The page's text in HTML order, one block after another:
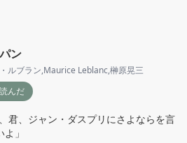
風マッチの箱をあけて、すった。すぐ
がもえ上がった。その火のおかげで、
には相手がアルセーヌ・ルパンだとい
ン
ルブラン,Maurice Leblanc,榊原晃三
んだ
君、ジャン・ダスプリにさよならを言
」